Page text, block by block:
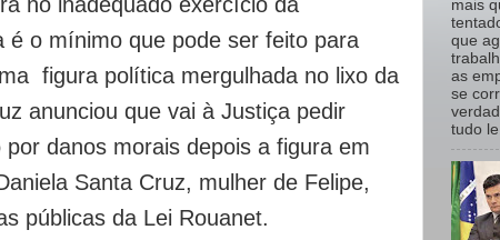
é o mínimo que pode ser feito para
figura política mergulhada no lixo da
anunciou que vai à Justiça pedir
danos morais depois a figura em
Santa Cruz, mulher de Felipe,
públicas da Lei Rouanet.
mais
que
as
se
tudo